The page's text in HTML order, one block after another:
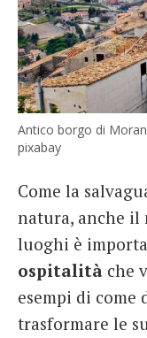
Antico borgo di
pixabay
Come la
natura, anche il
luoghi è
ospitalità che
esempi di come
trasformare le